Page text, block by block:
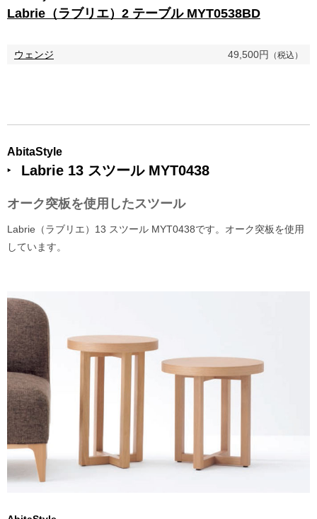
Labrie（ラブリエ）2 テーブル MYT0538BD
ウェンジ 49,500円 （税込）
AbitaStyle
Labrie 13 スツール MYT0438
オーク突板を使用したスツール
Labrie（ラブリエ）13 スツール MYT0438です。オーク突板を使用
しています。